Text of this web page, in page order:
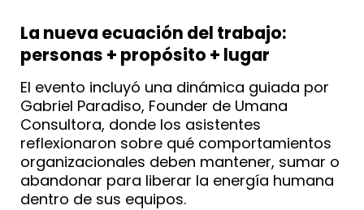
La nueva ecuación del trabajo:
personas + propósito + lugar
El evento incluyó una dinámica guiada por
Gabriel Paradiso, Founder de Umana
Consultora, donde los asistentes
reflexionaron sobre qué comportamientos
organizacionales deben mantener, sumar o
abandonar para liberar la energía humana
dentro de sus equipos.